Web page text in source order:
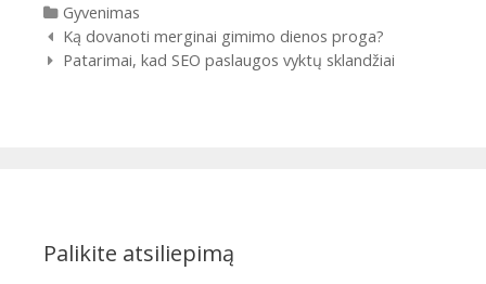
Kategorijos
Gyvenimas
Įrašų
navigacija
Ką dovanoti merginai gimimo dienos proga?
Patarimai, kad SEO paslaugos vyktų sklandžiai
Palikite atsiliepimą